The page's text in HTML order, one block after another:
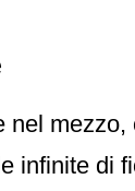
nel mezzo,
infinite di